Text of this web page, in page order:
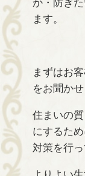
か・防ぎ
ます。
まずはお
をお聞かせ
住まいの
にするた
対策を行っ